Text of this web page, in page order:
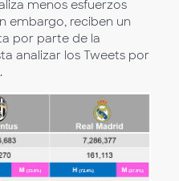
menos esfuerzos
embargo, reciben un
por parte de la
analizar los Tweets por